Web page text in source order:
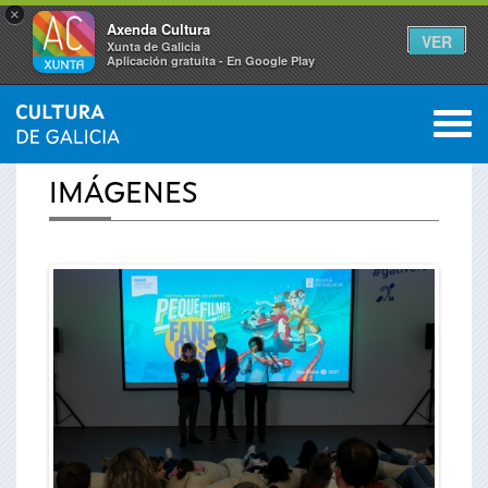
×
Axenda Cultura
Xunta de Galicia
Aplicación gratuíta - En Google Play
VER
Se
encuentra
usted
aquí
INICIO › ACTUALIDAD 0
IMÁGENES